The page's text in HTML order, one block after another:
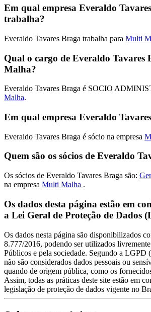
Em qual empresa Everaldo
trabalha?
Everaldo Tavares Braga trabalha para Multi
Qual o cargo de Everaldo Tavares
Malha?
Everaldo Tavares Braga é SOCIO
Malha.
Em qual empresa Everaldo
Everaldo Tavares Braga é sócio na empresa
Quem são os sócios de Everaldo
Os sócios de Everaldo Tavares Braga são:
na empresa Multi Malha .
Os dados desta página estão em
a Lei Geral de Proteção de Dados
Os dados nesta página são disponibilizados
8.777/2016, podendo ser utilizados
Públicos e pela sociedade. Segundo a LGPD
não são considerados dados pessoais ou
quando de origem pública, como os
Assim, todas as práticas deste site estão em
legislação de proteção de dados vigente no